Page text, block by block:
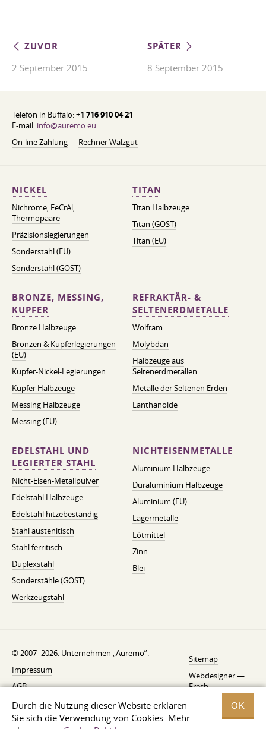
Durch die Nutzung dieser Website erklären
Sie sich die Verwendung von Cookies. Mehr
OK
ZUVOR
2 September 2015
SPÄTER
8 September 2015
Telefon in Buffalo:+1 716 910 04 21
E-mail: info@auremo.eu
On-line Zahlung
Rechner Walzgut
NICKEL
Nichrome, FeСrAl, ​​
Thermopaare
Präzisionslegierungen
Sonderstahl (EU)
Sonderstahl (GOST)
TITAN
Titan Halbzeuge
Titan (GOST)
Titan (EU)
BRONZE, MESSING,
KUPFER
Bronze Halbzeuge
Bronzen & Kupferlegierungen
(EU)
Kupfer-Nickel-Legierungen
Kupfer Halbzeuge
Messing Halbzeuge
Messing (EU)
REFRAKTÄR- &
SELTENERDMETALLE
Wolfram
Molybdän
Halbzeuge aus
Seltenerdmetallen
Metalle der Seltenen Erden
Lanthanoide
EDELSTAHL UND
LEGIERTER STAHL
Nicht-Eisen-Metallpulver
Edelstahl Halbzeuge
Edelstahl hitzebeständig
Stahl austenitisch
Stahl ferritisch
Duplexstahl
Sonderstähle (GOST)
Werkzeugstahl
NICHTEISENMETALLE
Aluminium Halbzeuge
Duraluminium Halbzeuge
Aluminium (EU)
Lagermetalle
Lötmittel
Zinn
Blei
© 2007–2026. Unternehmen „Auremo”.
Impressum
AGB
Widerrufsbelehrung
Datenschutzerklärung
Sitemap
Webdesigner —
Fresh